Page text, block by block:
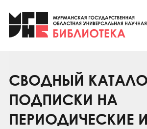
Клуб «Гиря и сельдерей»
Клуб «Семейный архив»
Коллегам
Контакты
СВОДНЫЙ
ПОДПИСКИ НА
ПЕРИОДИЧЕСКИЕ